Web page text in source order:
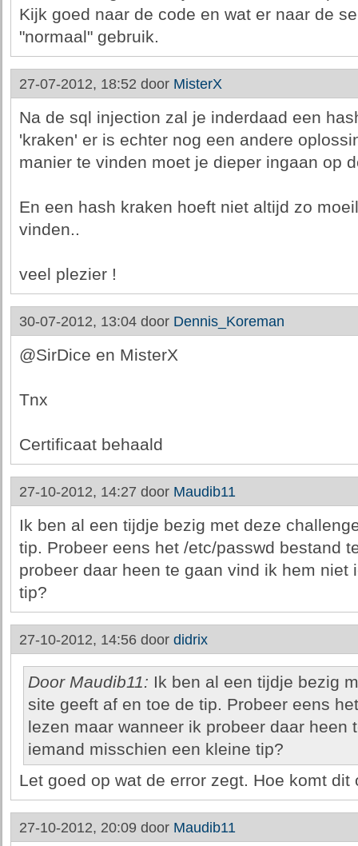
Kijk goed naar de code en wat er naar de
"normaal" gebruik.
27-07-2012, 18:52 door MisterX
Na de sql injection zal je inderdaad een
'kraken' er is echter nog een andere
manier te vinden moet je dieper ingaan op
En een hash kraken hoeft niet altijd zo
vinden..
veel plezier !
30-07-2012, 13:04 door Dennis_Koreman
@SirDice en MisterX
Tnx
Certificaat behaald
27-10-2012, 14:27 door Maudib11
Ik ben al een tijdje bezig met deze
tip. Probeer eens het /etc/passwd bestand
probeer daar heen te gaan vind ik hem niet
tip?
27-10-2012, 14:56 door didrix
Door Maudib11: Ik ben al een tijdje bezig
site geeft af en toe de tip. Probeer eens
lezen maar wanneer ik probeer daar heen
iemand misschien een kleine tip?
Let goed op wat de error zegt. Hoe komt
27-10-2012, 20:09 door Maudib11